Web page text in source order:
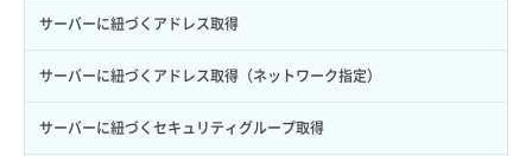
ロールからパーミッションを紐づけ解除
ロールにパーミッションを紐づけ
ロール一覧取得
ボリュームタイプ詳細取得
ボリューム一覧取得
ボリューム作成
サーバーに紐づくアドレス取得
サーバーに紐づくアドレス取得（ネットワーク指定）
サーバーに紐づくセキュリティグループ取得